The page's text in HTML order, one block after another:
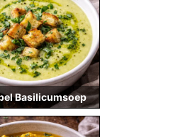
Basilicumsoep